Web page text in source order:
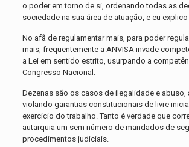
o poder em torno de si, ordenando todas as
sociedade na sua área de atuação, e eu
No afã de regulamentar mais, para poder
mais, frequentemente a ANVISA invade
a Lei em sentido estrito, usurpando a
Congresso Nacional.
Dezenas são os casos de ilegalidade e abuso,
violando garantias constitucionais de livre
exercício do trabalho. Tanto é verdade que
autarquia um sem número de mandados de
procedimentos judiciais.